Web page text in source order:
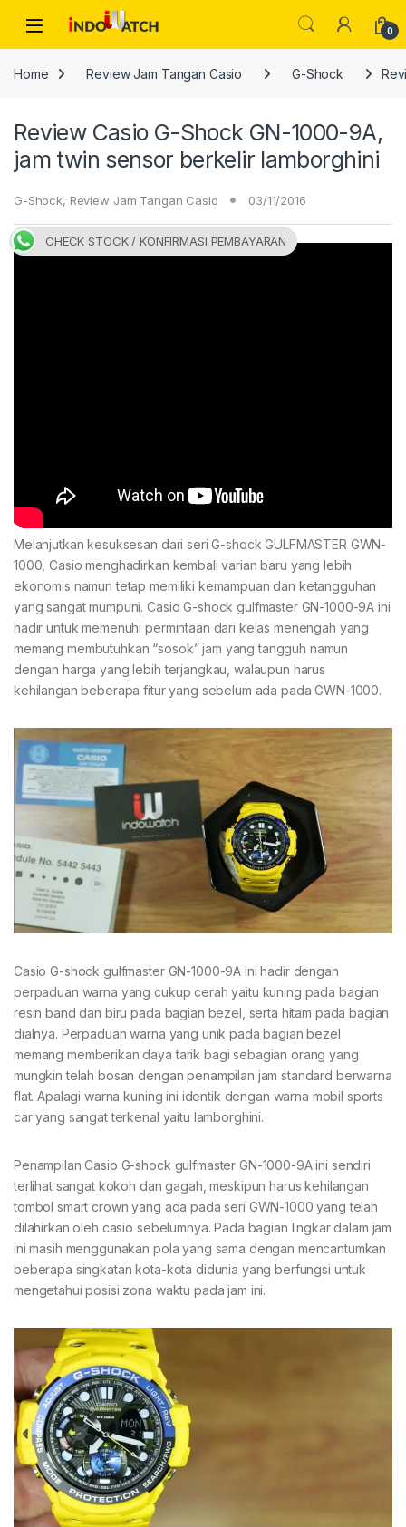
Open 0
Home Review Jam Tangan Casio G-Shock
Review Casio G-Shock GN-1000-9A,
jam twin sensor berkelir lamborghini
G-Shock, Review Jam Tangan Casio 03/11/2016
Melanjutkan kesuksesan dari seri G-shock GULFMASTER GWN-
1000, Casio menghadirkan kembali varian baru yang lebih
ekonomis namun tetap memiliki kemampuan dan ketangguhan
yang sangat mumpuni. Casio G-shock gulfmaster GN-1000-9A ini
hadir untuk memenuhi permintaan dari kelas menengah yang
memang membutuhkan “sosok” jam yang tangguh namun
dengan harga yang lebih terjangkau, walaupun harus
kehilangan beberapa fitur yang sebelum ada pada GWN-1000.
Casio G-shock gulfmaster GN-1000-9A ini hadir dengan
perpaduan warna yang cukup cerah yaitu kuning pada bagian
resin band dan biru pada bagian bezel, serta hitam pada bagian
dialnya. Perpaduan warna yang unik pada bagian bezel
memang memberikan daya tarik bagi sebagian orang yang
mungkin telah bosan dengan penampilan jam standard berwarna
flat. Apalagi warna kuning ini identik dengan warna mobil sports
car yang sangat terkenal yaitu lamborghini.
Penampilan Casio G-shock gulfmaster GN-1000-9A ini sendiri
terlihat sangat kokoh dan gagah, meskipun harus kehilangan
tombol smart crown yang ada pada seri GWN-1000 yang telah
dilahirkan oleh casio sebelumnya. Pada bagian lingkar dalam jam
ini masih menggunakan pola yang sama dengan mencantumkan
beberapa singkatan kota-kota didunia yang berfungsi untuk
mengetahui posisi zona waktu pada jam ini.
CHECK STOCK / KONFIRMASI PEMBAYARAN